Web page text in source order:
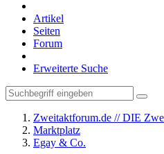
Artikel
Seiten
Forum
Erweiterte Suche
Zweitaktforum.de // DIE
Marktplatz
Egay & Co.